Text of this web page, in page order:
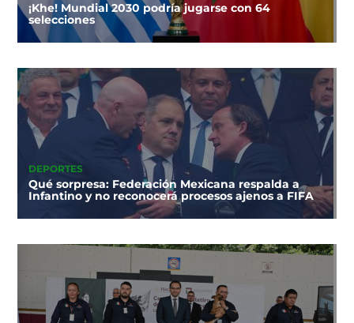
¡Khe! Mundial 2030 podría jugarse con 64
selecciones
DEPORTES
Qué sorpresa: Federación Mexicana respalda a
Infantino y no reconocerá procesos ajenos a FIFA